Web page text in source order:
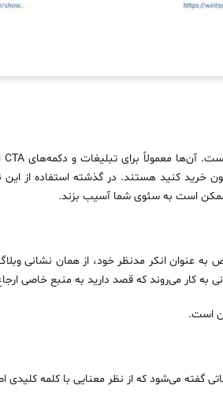
خرید کنید هستند. در گذشته استفاده از
ممکن است به سئوی شما آسیب بزند.
به عنوان انکر مدنظر خود، از همان نشانی
است.